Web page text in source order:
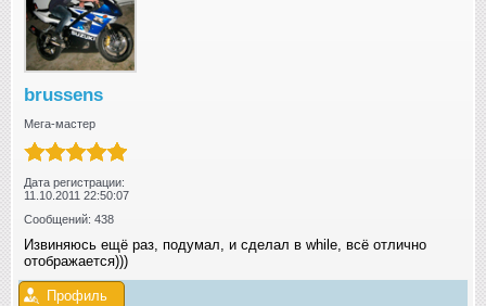
brussens
Мега-мастер
Дата регистрации:
11.10.2011 22:50:07
Сообщений: 438
Извиняюсь ещё раз, подумал, и сделал в while, всё отлично
отображается)))
Профиль